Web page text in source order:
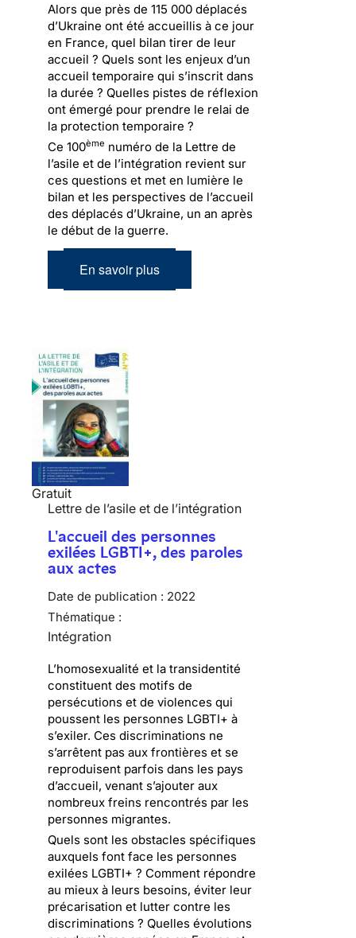
Alors que près de 115 000 déplacés
d’Ukraine ont été accueillis à ce jour
en France, quel bilan tirer de leur
accueil ? Quels sont les enjeux d’un
accueil temporaire qui s’inscrit dans
la durée ? Quelles pistes de réflexion
ont émergé pour prendre le relai de
la protection temporaire ?
Ce 100ème numéro de la Lettre de
l’asile et de l’intégration revient sur
ces questions et met en lumière le
bilan et les perspectives de l’accueil
des déplacés d’Ukraine, un an après
le début de la guerre.
En savoir plus
Gratuit
Lettre de l’asile et de l’intégration
L'accueil des personnes
exilées LGBTI+, des paroles
aux actes
Date de publication : 2022
Thématique :
Intégration
L’homosexualité et la transidentité
constituent des motifs de
persécutions et de violences qui
poussent les personnes LGBTI+ à
s’exiler. Ces discriminations ne
s’arrêtent pas aux frontières et se
reproduisent parfois dans les pays
d’accueil, venant s’ajouter aux
nombreux freins rencontrés par les
personnes migrantes.
Quels sont les obstacles spécifiques
auxquels font face les personnes
exilées LGBTI+ ? Comment répondre
au mieux à leurs besoins, éviter leur
précarisation et lutter contre les
discriminations ? Quelles évolutions